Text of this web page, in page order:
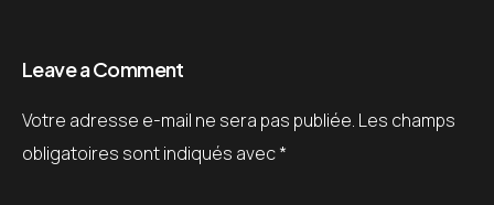
Leave a Comment
Votre adresse e-mail ne sera pas publiée. Les champs
obligatoires sont indiqués avec*